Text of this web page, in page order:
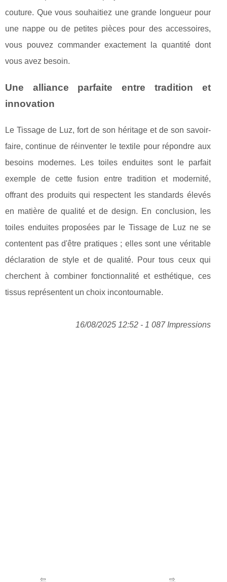
couture. Que vous souhaitiez une grande longueur pour
une nappe ou de petites pièces pour des accessoires,
vous pouvez commander exactement la quantité dont
vous avez besoin.
Une alliance parfaite entre tradition et
innovation
Le Tissage de Luz, fort de son héritage et de son savoir-
faire, continue de réinventer le textile pour répondre aux
besoins modernes. Les toiles enduites sont le parfait
exemple de cette fusion entre tradition et modernité,
offrant des produits qui respectent les standards élevés
en matière de qualité et de design. En conclusion, les
toiles enduites proposées par le Tissage de Luz ne se
contentent pas d'être pratiques ; elles sont une véritable
déclaration de style et de qualité. Pour tous ceux qui
cherchent à combiner fonctionnalité et esthétique, ces
tissus représentent un choix incontournable.
16/08/2025 12:52 - 1 087 Impressions